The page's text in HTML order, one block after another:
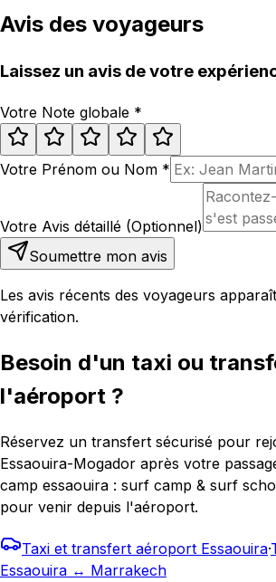
Avis des voyageurs
Laissez un avis de votre
Votre Note globale *
Votre Prénom ou Nom *
Votre Avis détaillé (Optionnel)
Soumettre mon avis
Les avis récents des voyageurs
vérification.
Besoin d'un taxi ou
l'aéroport ?
Réservez un transfert sécurisé pour
Essaouira-Mogador après votre
camp essaouira : surf camp & surf
pour venir depuis l'aéroport.
Taxi et transfert aéroport Essaouira·
Essaouira ↔ Marrakech